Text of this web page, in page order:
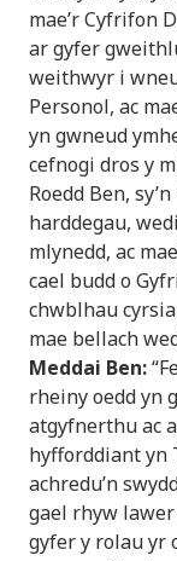
mae’r Cyfrifon
ar gyfer
weithwyr i
Personol, ac
yn gwneud
cefnogi dros y
Roedd Ben,
harddegau,
mlynedd, ac
cael budd o
chwblhau
mae bellach
Meddai Ben:
rheiny oedd yn
atgyfnerthu ac
hyfforddiant yn
achredu’n
gael rhyw
gyfer y rolau yr